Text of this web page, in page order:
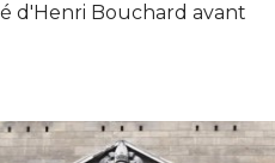
d'Henri Bouchard avant